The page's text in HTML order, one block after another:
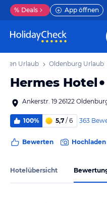
% Deals App öffnen
Urlaub Oldenburg Urlaub
Hermes Hotel
Ankerstr. 19 26122
100% 5,7 / 6 363
Bewerten Hochladen
Hotelübersicht